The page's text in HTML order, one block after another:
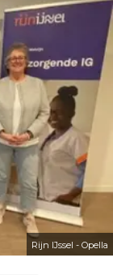
Rijn IJssel - Opella